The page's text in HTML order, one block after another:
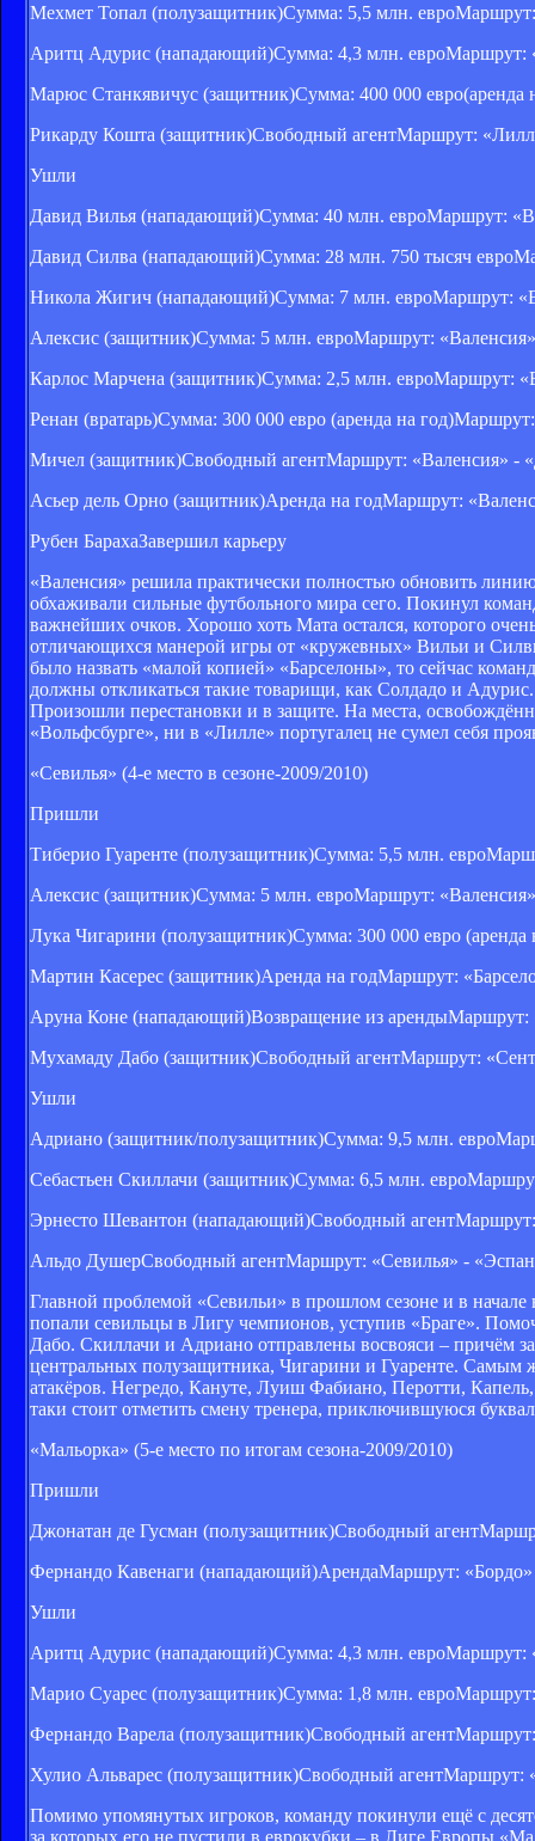
Мехмет Топал (полузащитник)Сумма: 5,5 млн. евроМаршрут:
Аритц Адурис (нападающий)Сумма: 4,3 млн. евроМаршрут:
Марюс Станкявичус (защитник)Сумма: 400 000
Рикарду Кошта (защитник)Свободный агентМаршрут:
Ушли
Давид Вилья (нападающий)Сумма: 40 млн. евроМаршрут:
Давид Силва (нападающий)Сумма: 28 млн. 750 тысяч
Никола Жигич (нападающий)Сумма: 7 млн. евроМаршрут:
Алексис (защитник)Сумма: 5 млн. евроМаршрут:
Карлос Марчена (защитник)Сумма: 2,5 млн. евроМаршрут:
Ренан (вратарь)Сумма: 300 000 евро (аренда на
Мичел (защитник)Свободный агентМаршрут: «Валенсия» -
Асьер дель Орно (защитник)Аренда на годМаршрут:
Рубен БарахаЗавершил карьеру
«Валенсия» решила практически полностью обновить
обхаживали сильные футбольного мира сего. Покинул
важнейших очков. Хорошо хоть Мата остался, которого
отличающихся манерой игры от «кружевных» Вильи и
было назвать «малой копией» «Барселоны», то сейчас
должны откликаться такие товарищи, как Солдадо и
Произошли перестановки и в защите. На места,
«Вольфсбурге», ни в «Лилле» португалец не сумел себя
«Севилья» (4-е место в сезоне-2009/2010)
Пришли
Тиберио Гуаренте (полузащитник)Сумма: 5,5 млн.
Алексис (защитник)Сумма: 5 млн. евроМаршрут:
Лука Чигарини (полузащитник)Сумма: 300 000 евро
Мартин Касерес (защитник)Аренда на годМаршрут:
Аруна Коне (нападающий)Возвращение из арендыМаршрут:
Мухамаду Дабо (защитник)Свободный агентМаршрут:
Ушли
Адриано (защитник/полузащитник)Сумма: 9,5 млн.
Себастьен Скиллачи (защитник)Сумма: 6,5 млн.
Эрнесто Шевантон (нападающий)Свободный
Альдо ДушерСвободный агентМаршрут: «Севилья» -
Главной проблемой «Севильи» в прошлом сезоне и в
попали севильцы в Лигу чемпионов, уступив «Браге».
Дабо. Скиллачи и Адриано отправлены восвояси – причём
центральных полузащитника, Чигарини и Гуаренте. Самым
атакёров. Негредо, Кануте, Луиш Фабиано, Перотти,
таки стоит отметить смену тренера, приключившуюся
«Мальорка» (5-е место по итогам сезона-2009/2010)
Пришли
Джонатан де Гусман (полузащитник)Свободный
Фернандо Кавенаги (нападающий)АрендаМаршрут:
Ушли
Аритц Адурис (нападающий)Сумма: 4,3 млн. евроМаршрут:
Марио Суарес (полузащитник)Сумма: 1,8 млн.
Фернандо Варела (полузащитник)Свободный
Хулио Альварес (полузащитник)Свободный агентМаршрут:
Помимо упомянутых игроков, команду покинули ещё с
за которых его не пустили в еврокубки – в Лиге Европы